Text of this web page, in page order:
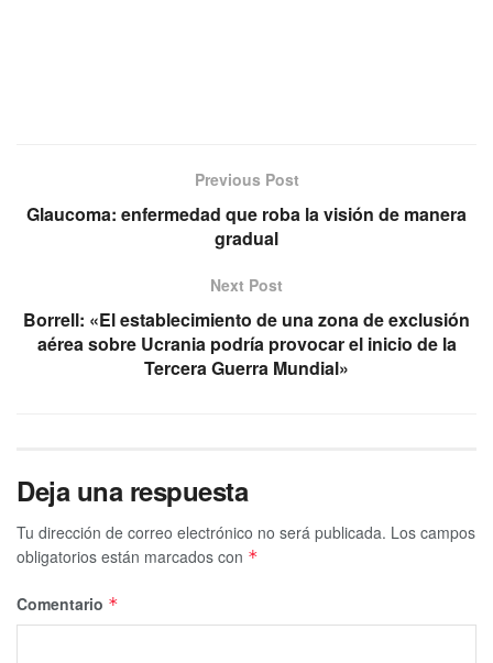
Previous Post
Glaucoma: enfermedad que roba la visión de manera
gradual
Next Post
Borrell: «El establecimiento de una zona de exclusión
aérea sobre Ucrania podría provocar el inicio de la
Tercera Guerra Mundial»
Deja una respuesta
Tu dirección de correo electrónico no será publicada. Los campos
obligatorios están marcados con *
Comentario *